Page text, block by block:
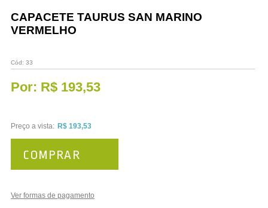
Promoções
CAPACETE TAURUS SAN MARINO
VERMELHO
Cód: 33
Por: R$ 193,53
Preço a vista: R$ 193,53
Ver formas de pagamento
COMPRAR